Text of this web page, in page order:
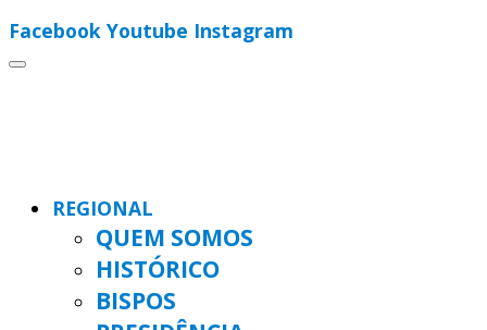
Facebook Youtube Instagram
REGIONAL
QUEM SOMOS
HISTÓRICO
BISPOS